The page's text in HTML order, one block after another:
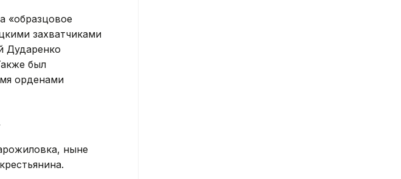
«образцовое
захватчиками
Дударенко
был
орденами
ныне